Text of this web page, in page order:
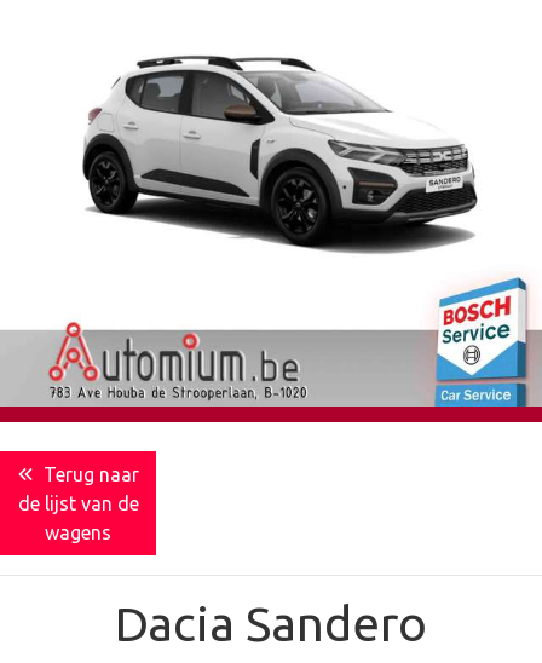
Terug naar
de lijst van de
wagens
Dacia Sandero